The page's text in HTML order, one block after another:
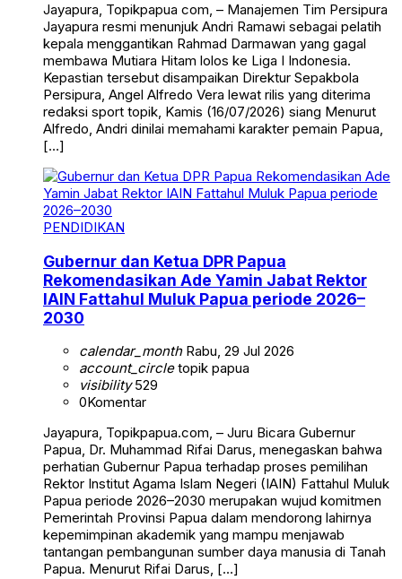
Jayapura, Topikpapua com, – Manajemen Tim Persipura
Jayapura resmi menunjuk Andri Ramawi sebagai pelatih
kepala menggantikan Rahmad Darmawan yang gagal
membawa Mutiara Hitam lolos ke Liga I Indonesia.
Kepastian tersebut disampaikan Direktur Sepakbola
Persipura, Angel Alfredo Vera lewat rilis yang diterima
redaksi sport topik, Kamis (16/07/2026) siang Menurut
Alfredo, Andri dinilai memahami karakter pemain Papua,
[…]
PENDIDIKAN
Gubernur dan Ketua DPR Papua
Rekomendasikan Ade Yamin Jabat Rektor
IAIN Fattahul Muluk Papua periode 2026–
2030
calendar_monthRabu, 29 Jul 2026
account_circletopik papua
visibility529
0Komentar
Jayapura, Topikpapua.com, – Juru Bicara Gubernur
Papua, Dr. Muhammad Rifai Darus, menegaskan bahwa
perhatian Gubernur Papua terhadap proses pemilihan
Rektor Institut Agama Islam Negeri (IAIN) Fattahul Muluk
Papua periode 2026–2030 merupakan wujud komitmen
Pemerintah Provinsi Papua dalam mendorong lahirnya
kepemimpinan akademik yang mampu menjawab
tantangan pembangunan sumber daya manusia di Tanah
Papua. Menurut Rifai Darus, […]